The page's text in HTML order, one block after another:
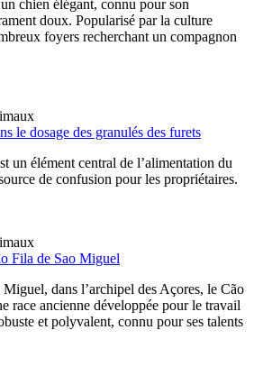
chien élégant, connu pour son
doux. Popularisé par la culture
foyers recherchant un compagnon
le dosage des granulés des furets
un élément central de l’alimentation du
de confusion pour les propriétaires.
Fila de Sao Miguel
dans l’archipel des Açores, le Cão
race ancienne développée pour le travail
et polyvalent, connu pour ses talents